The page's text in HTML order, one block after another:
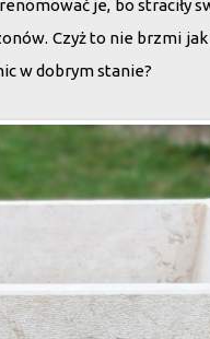
je, bo straciły
Czyż to nie brzmi
w dobrym stanie?